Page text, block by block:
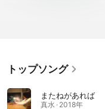
トップソング
またねがあれば
真水 · 2018年